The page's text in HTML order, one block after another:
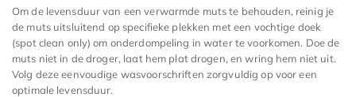
Om de levensduur van een verwarmde muts te behouden, reinig je
de muts uitsluitend op specifieke plekken met een vochtige doek
(spot clean only) om onderdompeling in water te voorkomen. Doe de
muts niet in de droger, laat hem plat drogen, en wring hem niet uit.
Volg deze eenvoudige wasvoorschriften zorgvuldig op voor een
optimale levensduur.